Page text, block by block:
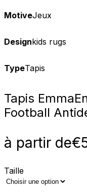
MotiveJeux
Designkids rugs
TypeTapis
Tapis Emma
Football
à partir de€
Taille